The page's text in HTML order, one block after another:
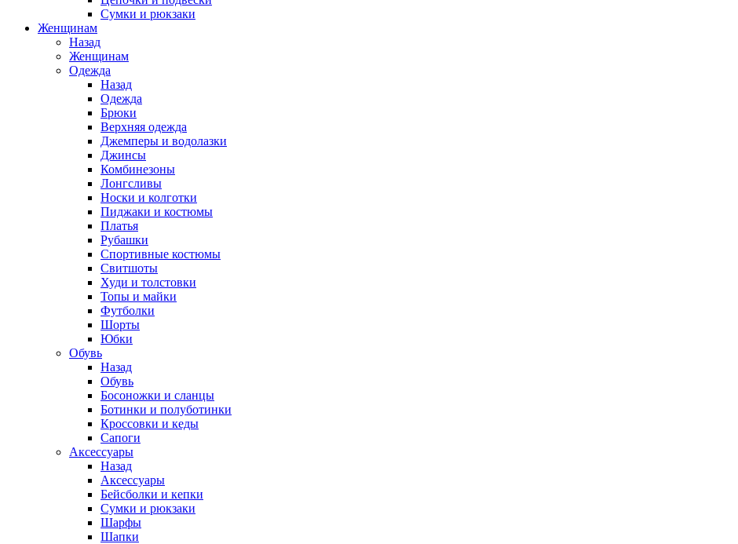
Сумки и рюкзаки
Женщинам
Назад
Женщинам
Одежда
Назад
Одежда
Брюки
Верхняя одежда
Джемперы и водолазки
Джинсы
Комбинезоны
Лонгсливы
Носки и колготки
Пиджаки и костюмы
Платья
Рубашки
Спортивные костюмы
Свитшоты
Худи и толстовки
Топы и майки
Футболки
Шорты
Юбки
Обувь
Назад
Обувь
Босоножки и сланцы
Ботинки и полуботинки
Кроссовки и кеды
Сапоги
Аксессуары
Назад
Аксессуары
Бейсболки и кепки
Сумки и рюкзаки
Шарфы
Шапки